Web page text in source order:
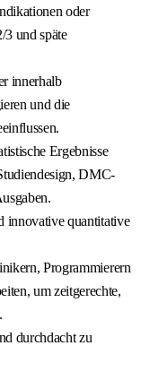
oder
3 und späte
innerhalb
und die
Ergebnisse
DMC-
innovative quantitative
Programmierern
um zeitgerechte,
durchdacht zu